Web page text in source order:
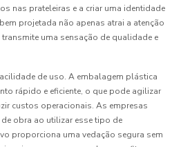
nas prateleiras e a criar uma identidade
projetada não apenas atrai a atenção
uma sensação de qualidade e
de uso. A embalagem plástica
rápido e eficiente, o que pode agilizar
custos operacionais. As empresas
obra ao utilizar esse tipo de
proporciona uma vedação segura sem